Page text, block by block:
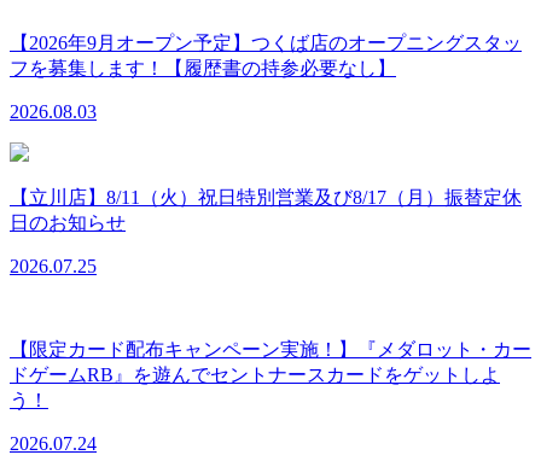
【2026年9月オープン予定】つくば店のオープニングスタッ
フを募集します！【履歴書の持参必要なし】
2026.08.03
【立川店】8/11（火）祝日特別営業及び8/17（月）振替定休
日のお知らせ
2026.07.25
【限定カード配布キャンペーン実施！】『メダロット・カー
ドゲームRB』を遊んでセントナースカードをゲットしよ
う！
2026.07.24